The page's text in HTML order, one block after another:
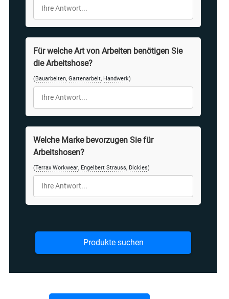
Für welche Art von Arbeiten benötigen Sie
die Arbeitshose?
( Bauarbeiten,Gartenarbeit, Handwerk)
Welche Marke bevorzugen Sie für
Arbeitshosen?
(Terrax Workwear, Engelbert Strauss, Dickies)
Produkte suchen